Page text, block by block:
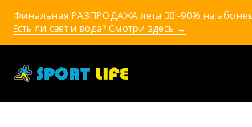
Финальная РАЗПРОДАЖА лета ❤️‍🔥 -90% на
Есть ли свет и вода? Смотри здесь →